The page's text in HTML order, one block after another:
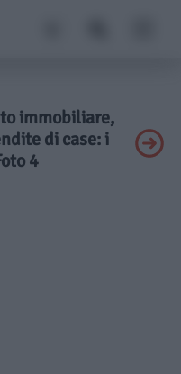
immobiliare,
di case: i
4